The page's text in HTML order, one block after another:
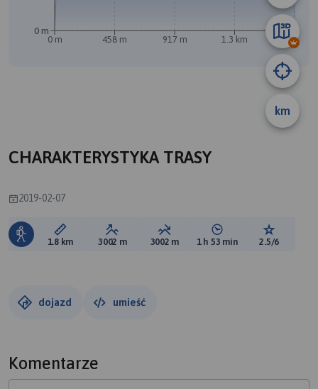
km
0 m 458 m 917 m 1.3 km 1.8 km
0 m
CHARAKTERYSTYKA TRASY
2019-02-07
Długość trasy:
1.8 km Suma przewyższeń:
3002 m Suma spadków:
3002 m Średni czas potrzebny
1 h 53 min Ocena
2.5/6
dojazd umieść
Komentarze